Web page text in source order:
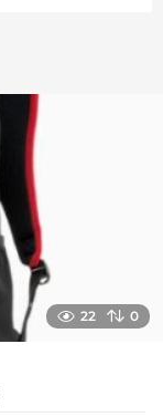
22 0